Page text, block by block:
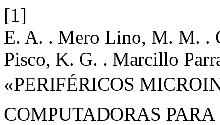
[1]
E. A. . Mero Lino, M. M. .
Pisco, K. G. . Marcillo
«PERIFÉRICOS
COMPUTADORAS